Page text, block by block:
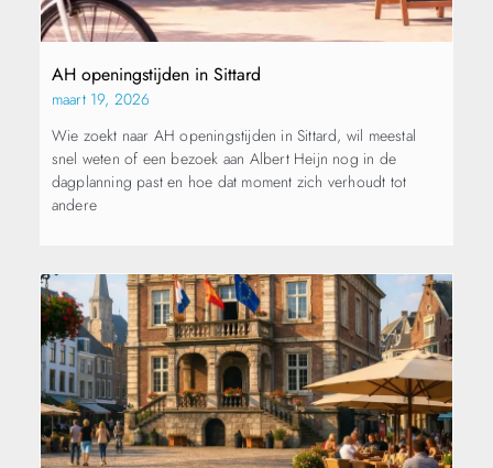
AH openingstijden in Sittard
maart 19, 2026
Wie zoekt naar AH openingstijden in Sittard, wil meestal
snel weten of een bezoek aan Albert Heijn nog in de
dagplanning past en hoe dat moment zich verhoudt tot
andere